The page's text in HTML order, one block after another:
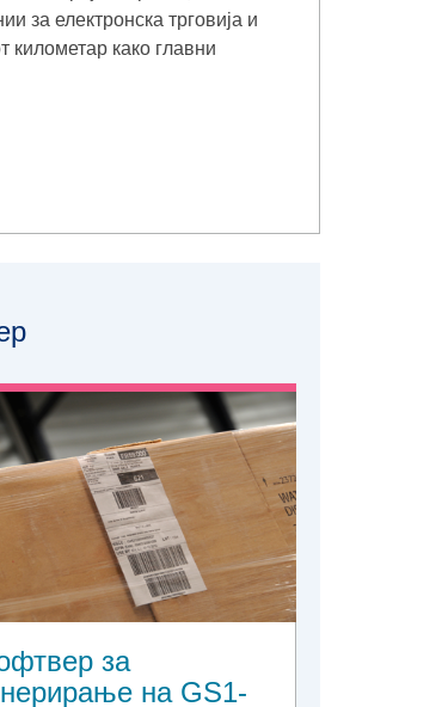
за електронска трговија и
километар како главни
за
на GS1-